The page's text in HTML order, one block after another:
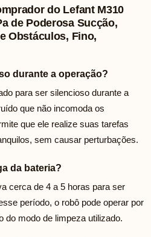
do Lefant M310
de Poderosa Sucção,
Obstáculos, Fino,
durante a operação?
para ser silencioso durante a
que não incomoda os
que ele realize suas tarefas
sem causar perturbações.
da bateria?
cerca de 4 a 5 horas para ser
período, o robô pode operar por
do modo de limpeza utilizado.